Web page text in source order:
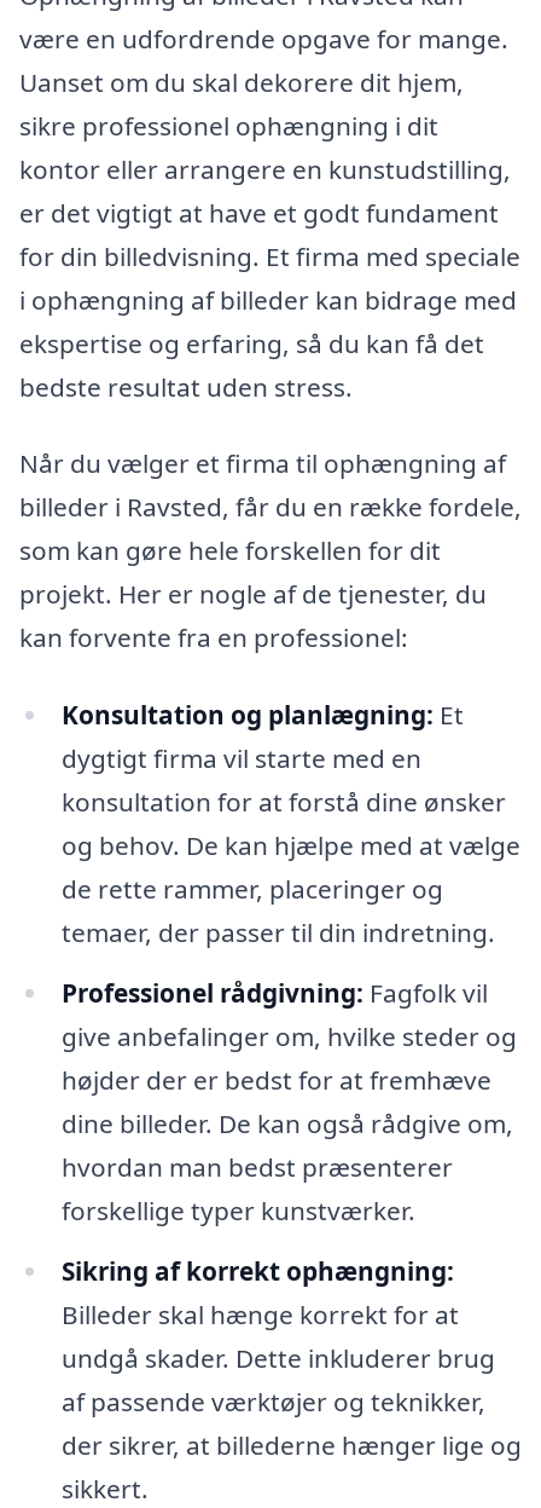
være en udfordrende opgave for mange.
Uanset om du skal dekorere dit hjem,
sikre professionel ophængning i dit
kontor eller arrangere en kunstudstilling,
er det vigtigt at have et godt fundament
for din billedvisning. Et firma med speciale
i ophængning af billeder kan bidrage med
ekspertise og erfaring, så du kan få det
bedste resultat uden stress.
Når du vælger et firma til ophængning af
billeder i Ravsted, får du en række fordele,
som kan gøre hele forskellen for dit
projekt. Her er nogle af de tjenester, du
kan forvente fra en professionel:
Konsultation og planlægning: Et
dygtigt firma vil starte med en
konsultation for at forstå dine ønsker
og behov. De kan hjælpe med at vælge
de rette rammer, placeringer og
temaer, der passer til din indretning.
Professionel rådgivning: Fagfolk vil
give anbefalinger om, hvilke steder og
højder der er bedst for at fremhæve
dine billeder. De kan også rådgive om,
hvordan man bedst præsenterer
forskellige typer kunstværker.
Sikring af korrekt ophængning:
Billeder skal hænge korrekt for at
undgå skader. Dette inkluderer brug
af passende værktøjer og teknikker,
der sikrer, at billederne hænger lige og
sikkert.